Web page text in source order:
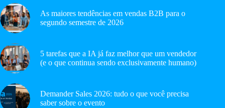
As maiores tendências em vendas B2B para o
segundo semestre de 2026
5 tarefas que a IA já faz melhor que um vendedor
(e o que continua sendo exclusivamente humano)
Demander Sales 2026: tudo o que você precisa
saber sobre o evento